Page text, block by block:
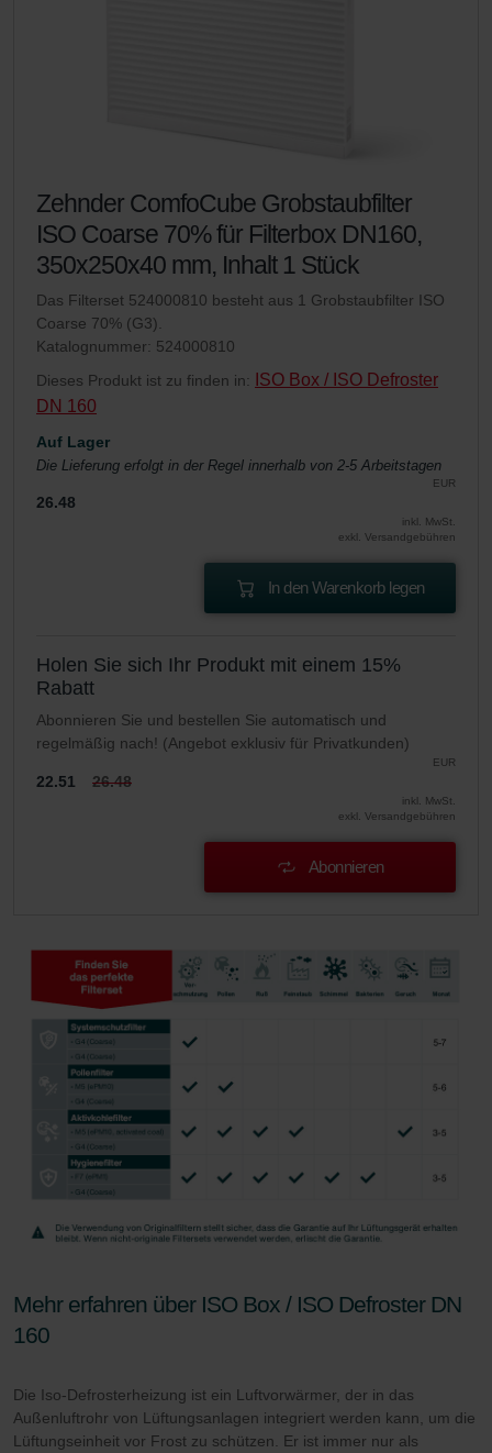
Zehnder ComfoCube Grobstaubfilter
ISO Coarse 70% für Filterbox DN160,
350x250x40 mm, Inhalt 1 Stück
Das Filterset 524000810 besteht aus 1 Grobstaubfilter ISO
Coarse 70% (G3).
Katalognummer: 524000810
Dieses Produkt ist zu finden in:
ISO Box / ISO Defroster
DN 160
Auf Lager
Die Lieferung erfolgt in der Regel innerhalb von 2-5 Arbeitstagen
EUR
26.48
inkl. MwSt.
exkl. Versandgebühren
In den Warenkorb legen
Holen Sie sich Ihr Produkt mit einem 15%
Rabatt
Abonnieren Sie und bestellen Sie automatisch und
regelmäßig nach! (Angebot exklusiv für Privatkunden)
EUR
22.51 26.48
inkl. MwSt.
exkl. Versandgebühren
Abonnieren
Mehr erfahren über ISO Box / ISO Defroster DN
160
Die Iso-Defrosterheizung ist ein Luftvorwärmer, der in das
Außenluftrohr von Lüftungsanlagen integriert werden kann, um die
Lüftungseinheit vor Frost zu schützen. Er ist immer nur als